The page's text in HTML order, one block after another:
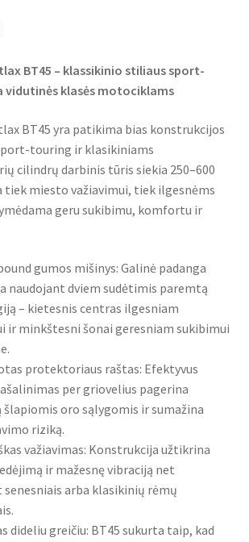
BT45 – klassikinio stiliaus sport-
vidutinės klasės motociklams
BT45 yra patikima bias konstrukcijos
touring ir klasikiniams
cilindrų darbinis tūris siekia 250–600
tiek miesto važiavimui, tiek ilgesnėms
geru sukibimu, komfortu ir
gumos mišinys: Galinė padanga
naudojant dviem sudėtimis paremtą
– kietesnis centras ilgesniam
ir minkštesni šonai geresniam sukibimui
protektoriaus raštas: Efektyvus
per griovelius pagerina
oro sąlygomis ir sumažina
riziką.
važiavimas: Konstrukcija užtikrina
ir mažesnę vibraciją net
senesniais arba klasikinių rėmų
dideliu greičiu: BT45 sukurta taip, kad